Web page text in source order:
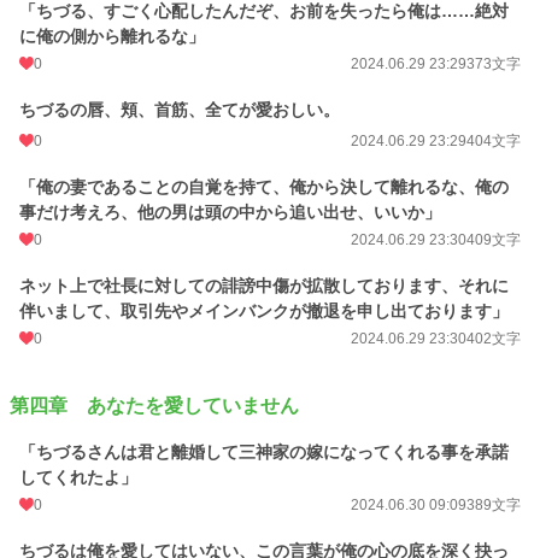
「ちづる、すごく心配したんだぞ、お前を失ったら俺は……絶対
に俺の側から離れるな」
0 2024.06.29 23:29373文字
ちづるの唇、頬、首筋、全てが愛おしい。
0 2024.06.29 23:29404文字
「俺の妻であることの自覚を持て、俺から決して離れるな、俺の
事だけ考えろ、他の男は頭の中から追い出せ、いいか」
0 2024.06.29 23:30409文字
ネット上で社長に対しての誹謗中傷が拡散しております、それに
伴いまして、取引先やメインバンクが撤退を申し出ております」
0 2024.06.29 23:30402文字
第四章 あなたを愛していません
「ちづるさんは君と離婚して三神家の嫁になってくれる事を承諾
してくれたよ」
0 2024.06.30 09:09389文字
ちづるは俺を愛してはいない、この言葉が俺の心の底を深く抉っ